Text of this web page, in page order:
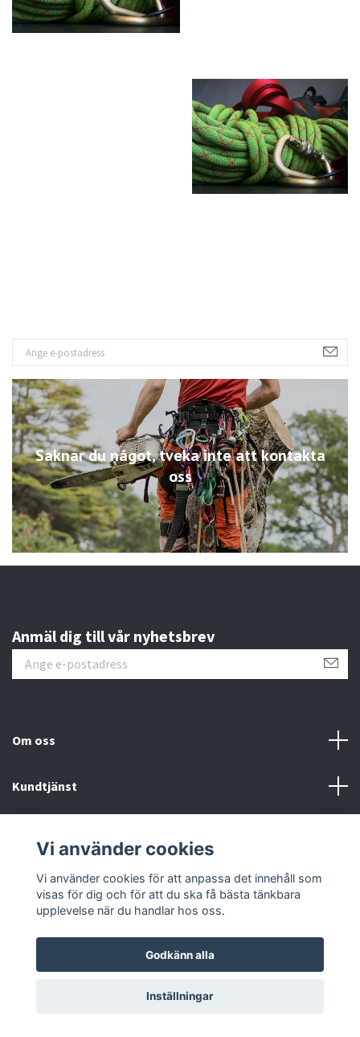
Saknar du något, tveka inte att kontakta
oss
Anmäl dig till vår nyhetsbrev
Om oss
Kundtjänst
Sociala medier
© 2026 Proclimber
Vi använder cookies
Vi använder cookies för att anpassa det innehåll som
visas för dig och för att du ska få bästa tänkbara
upplevelse när du handlar hos oss.
Godkänn alla
Inställningar